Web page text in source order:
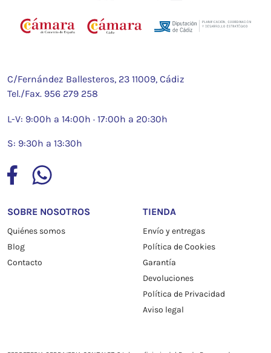
C/Fernández Ballesteros, 23 11009, Cádiz
Tel./Fax. 956 279 258
L-V: 9:00h a 14:00h · 17:00h a 20:30h
S: 9:30h a 13:30h
SOBRE NOSOTROS
Quiénes somos
Blog
Contacto
TIENDA
Envío y entregas
Política de Cookies
Garantía
Devoluciones
Política de Privacidad
Aviso legal